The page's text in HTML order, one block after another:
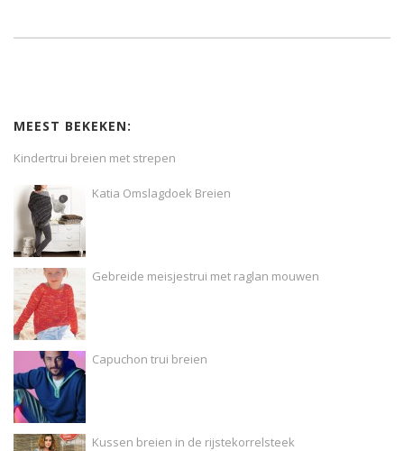
MEEST BEKEKEN:
Kindertrui breien met strepen
Katia Omslagdoek Breien
Gebreide meisjestrui met raglan mouwen
Capuchon trui breien
Kussen breien in de rijstekorrelsteek